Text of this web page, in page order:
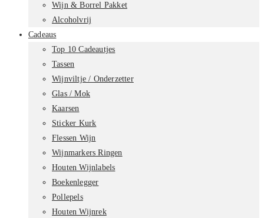
Wijn & Borrel Pakket
Alcoholvrij
Cadeaus
Top 10 Cadeautjes
Tassen
Wijnviltje / Onderzetter
Glas / Mok
Kaarsen
Sticker Kurk
Flessen Wijn
Wijnmarkers Ringen
Houten Wijnlabels
Boekenlegger
Pollepels
Houten Wijnrek